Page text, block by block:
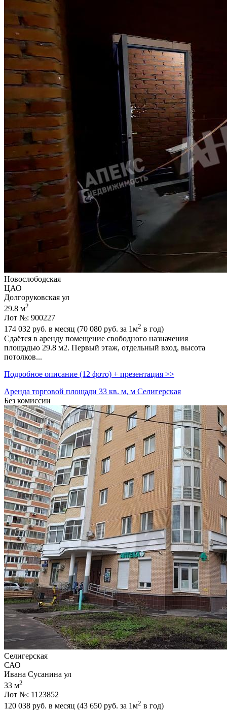
Новослободская
ЦАО
Долгоруковская ул
29.8 м2
Лот №: 900227
174 032 руб. в месяц (70 080 руб. за 1м2 в год)
Сдаётся в аренду помещение свободного назначения
площадью 29.8 м2. Первый этаж,­ отдельный вход,­ высота
потолков...
Подробное описание (12 фото) + презентация >>
Аренда торговой площади 33 кв. м, м Селигерская
Без комиссии
Селигерская
САО
Ивана Сусанина ул
33 м2
Лот №: 1123852
120 038 руб. в месяц (43 650 руб. за 1м2 в год)